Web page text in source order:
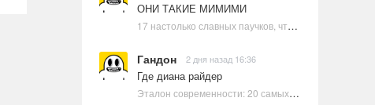
ОНИ ТАКИЕ МИМИМИ
17 настолько славных паучков, что даже у арахнофобов появится желание их погладить
Гандон 2 дня назад 16:36
Где диана райдер
Эталон современности: 20 самых красивых и привлекательных актрис Голливуда, по мнению Google | Ультрамарин